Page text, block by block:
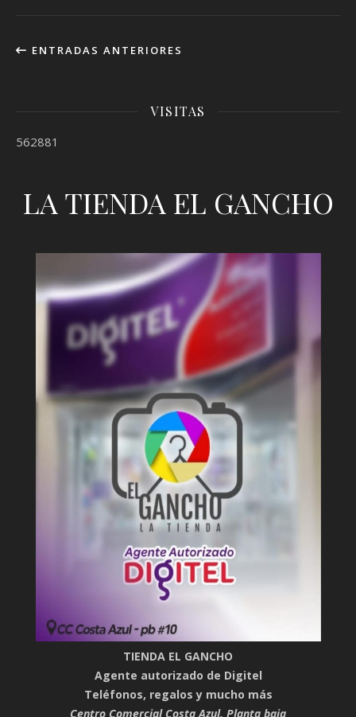
ENTRADAS ANTERIORES
VISITAS
562881
LA TIENDA EL GANCHO
TIENDA EL GANCHO
Agente autorizado de Digitel
Teléfonos, regalos y mucho más
Centro Comercial Costa Azul. Planta baja